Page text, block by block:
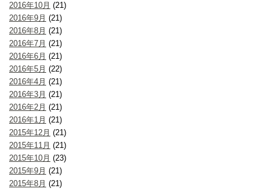
2016年10月 (21)
2016年9月 (21)
2016年8月 (21)
2016年7月 (21)
2016年6月 (21)
2016年5月 (22)
2016年4月 (21)
2016年3月 (21)
2016年2月 (21)
2016年1月 (21)
2015年12月 (21)
2015年11月 (21)
2015年10月 (23)
2015年9月 (21)
2015年8月 (21)